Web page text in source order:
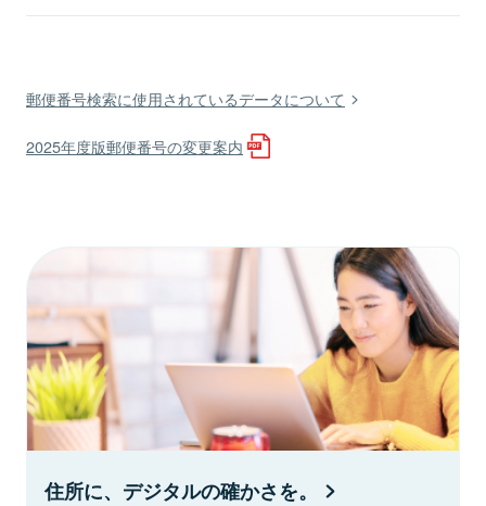
郵便番号検索に使用されているデータについて
2025年度版郵便番号の変更案内
住所に、デジタルの確かさを。